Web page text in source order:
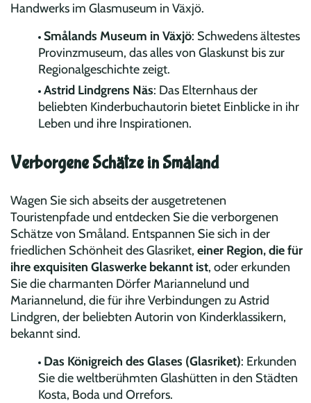
Handwerks im Glasmuseum in Växjö.
Smålands Museum in Växjö: Schwedens ältestes
Provinzmuseum, das alles von Glaskunst bis zur
Regionalgeschichte zeigt.
Astrid Lindgrens Näs: Das Elternhaus der
beliebten Kinderbuchautorin bietet Einblicke in ihr
Leben und ihre Inspirationen.
Verborgene Schätze in Småland
Wagen Sie sich abseits der ausgetretenen
Touristenpfade und entdecken Sie die verborgenen
Schätze von Småland. Entspannen Sie sich in der
friedlichen Schönheit des Glasriket, einer Region, die für
ihre exquisiten Glaswerke bekannt ist, oder erkunden
Sie die charmanten Dörfer Mariannelund und
Mariannelund, die für ihre Verbindungen zu Astrid
Lindgren, der beliebten Autorin von Kinderklassikern,
bekannt sind.
Das Königreich des Glases (Glasriket): Erkunden
Sie die weltberühmten Glashütten in den Städten
Kosta, Boda und Orrefors.